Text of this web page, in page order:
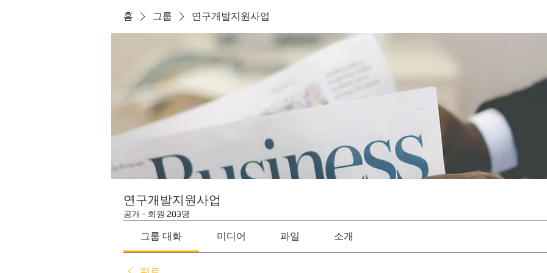
홈 그룹 연구개발지원사업
연구개발지원사업
공개 · 회원 203명
그룹 대화 미디어 파일 소개